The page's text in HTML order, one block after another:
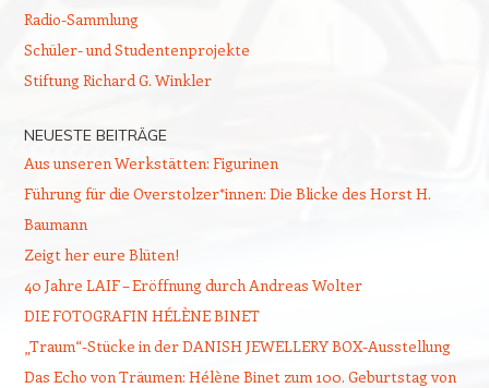
Radio-Sammlung
Schüler- und Studentenprojekte
Stiftung Richard G. Winkler
NEUESTE BEITRÄGE
Aus unseren Werkstätten: Figurinen
Führung für die Overstolzer*innen: Die Blicke des Horst H.
Baumann
Zeigt her eure Blüten!
40 Jahre LAIF – Eröffnung durch Andreas Wolter
DIE FOTOGRAFIN HÉLÈNE BINET
„Traum“-Stücke in der DANISH JEWELLERY BOX-Ausstellung
Das Echo von Träumen: Hélène Binet zum 100. Geburtstag von